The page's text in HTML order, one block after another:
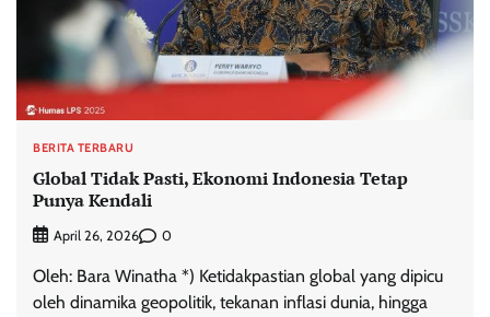
BERITA TERBARU
Global Tidak Pasti, Ekonomi Indonesia Tetap
Punya Kendali
April 26, 2026 0
Oleh: Bara Winatha *) Ketidakpastian global yang dipicu
oleh dinamika geopolitik, tekanan inflasi dunia, hingga